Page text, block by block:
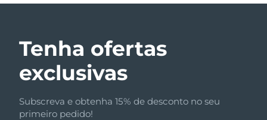
Tenha ofertas
exclusivas
Subscreva e obtenha 15% de desconto no seu
primeiro pedido!